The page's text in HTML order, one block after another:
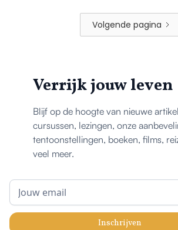
Volgende pagina
Verrijk jouw leven
Blijf op de hoogte van nieuwe
cursussen, lezingen, onze
tentoonstellingen, boeken, films,
veel meer.